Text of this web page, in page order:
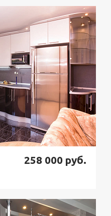
Узнать стоимость
258 000 руб.
Узнать стоимость